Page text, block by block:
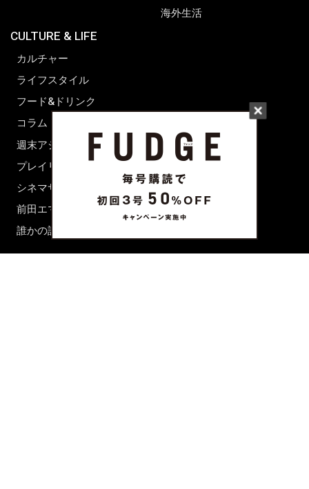
CULTURE & LIFE
カルチャー
ライフスタイル
フード&ドリンク
コラム
週末アジア
プレイリスト
シネマサロン
前田エマの東京ぐるり
誰かの話
海外生活